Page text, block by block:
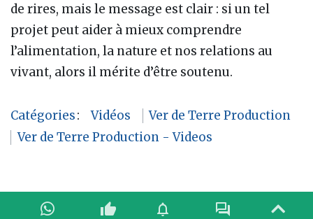
de rires, mais le message est clair : si un tel
projet peut aider à mieux comprendre
l’alimentation, la nature et nos relations au
vivant, alors il mérite d’être soutenu.
Catégories: Vidéos
Ver de Terre Production
Ver de Terre Production - Videos
thumb_up notifications forum